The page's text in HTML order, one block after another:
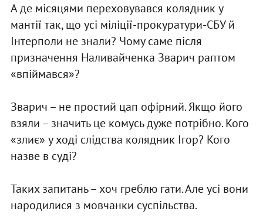
А де місяцями переховувався колядник у
мантії так, що усі міліції-прокуратури-СБУ й
Інтерполи не знали? Чому саме після
призначення Наливайченка Зварич раптом
«впіймався»?
Зварич – не простий цап офірний. Якщо його
взяли – значить це комусь дуже потрібно. Кого
«злиє» у ході слідства колядник Ігор? Кого
назве в суді?
Таких запитань – хоч греблю гати. Але усі вони
народилися з мовчанки суспільства.